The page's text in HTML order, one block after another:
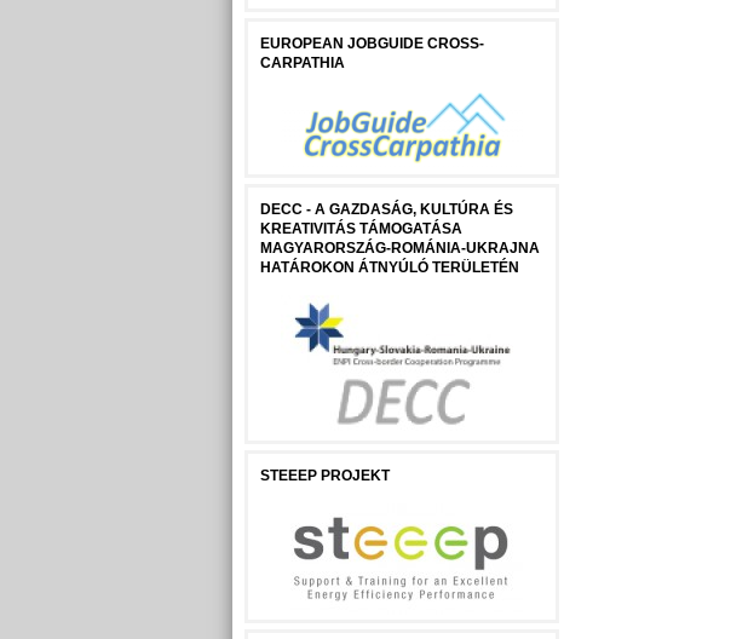
EUROPEAN JOBGUIDE CROSS-
CARPATHIA
DECC - A GAZDASÁG, KULTÚRA ÉS
KREATIVITÁS TÁMOGATÁSA
MAGYARORSZÁG-ROMÁNIA-UKRAJNA
HATÁROKON ÁTNYÚLÓ TERÜLETÉN
STEEEP PROJEKT